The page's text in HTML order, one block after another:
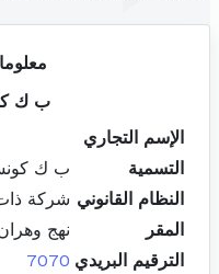
ب ك
الإسم التجاري
التسمية
ب ك
النظام القانوني شركة
المقر
نهج
الترقيم البريدي 7070